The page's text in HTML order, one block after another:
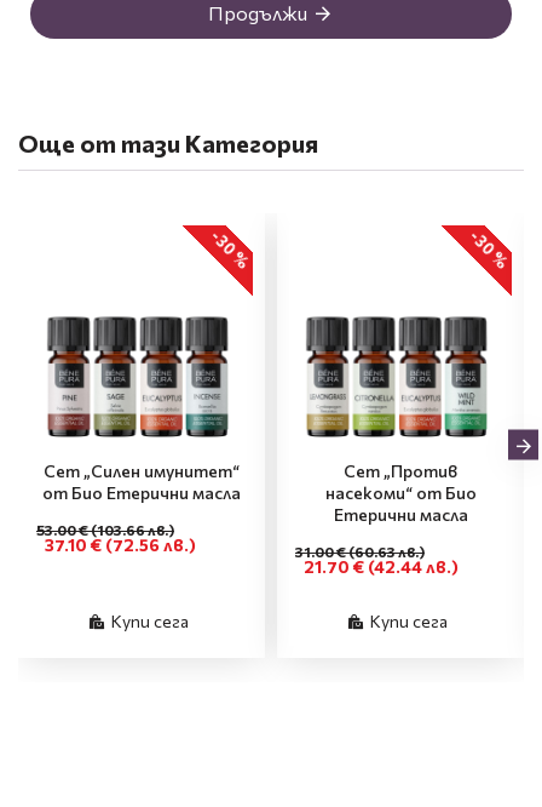
Продължи
Още от тази Категория
-30 %
Сет „Силен имунитет“
от Био Етерични масла
37.10 € (72.56 лв.)
53.00 €(103.66 лв.)
Купи сега
-30 %
Сет „Против
насекоми“ от Био
Етерични масла
21.70 € (42.44 лв.)
31.00 €(60.63 лв.)
Купи сега